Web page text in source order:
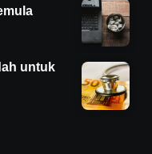
untuk